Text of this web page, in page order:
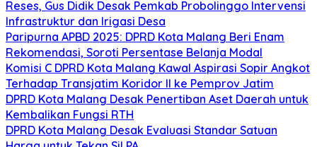
Reses, Gus Didik Desak Pemkab Probolinggo Intervensi
Infrastruktur dan Irigasi Desa
Paripurna APBD 2025: DPRD Kota Malang Beri Enam
Rekomendasi, Soroti Persentase Belanja Modal
Komisi C DPRD Kota Malang Kawal Aspirasi Sopir Angkot
Terhadap Transjatim Koridor II ke Pemprov Jatim
DPRD Kota Malang Desak Penertiban Aset Daerah untuk
Kembalikan Fungsi RTH
DPRD Kota Malang Desak Evaluasi Standar Satuan